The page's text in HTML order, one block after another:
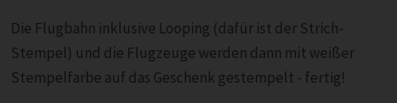
Die Flugbahn inklusive Looping (dafür ist der Strich-
Stempel) und die Flugzeuge werden dann mit weißer
Stempelfarbe auf das Geschenk gestempelt - fertig!